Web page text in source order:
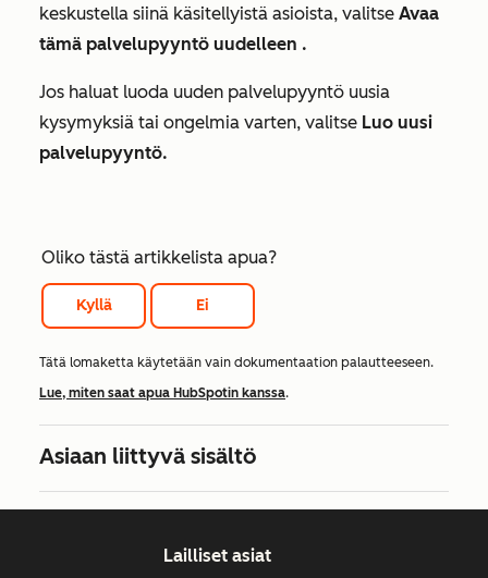
keskustella siinä käsitellyistä asioista, valitse Avaa
tämä palvelupyyntö uudelleen .
Jos haluat luoda uuden palvelupyyntö uusia
kysymyksiä tai ongelmia varten, valitse Luo uusi
palvelupyyntö.
Oliko tästä artikkelista apua?
Kyllä Ei
Tätä lomaketta käytetään vain dokumentaation palautteeseen.
Lue, miten saat apua HubSpotin kanssa.
Asiaan liittyvä sisältö
Lailliset asiat